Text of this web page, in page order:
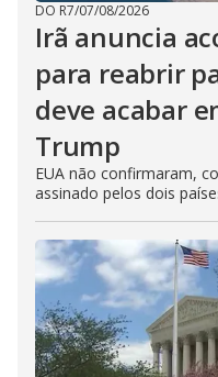
DO R7/07/08/2026
Irã anuncia
para reabrir
deve acabar
Trump
EUA não confirmaram,
assinado pelos dois